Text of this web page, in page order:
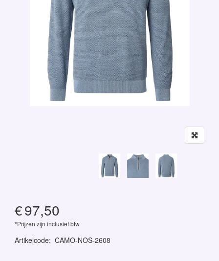
€97,50
*Prijzen zijn inclusief btw
Artikelcode: CAMO-NOS-2608